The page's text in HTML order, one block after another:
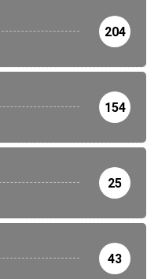
204
154
25
43